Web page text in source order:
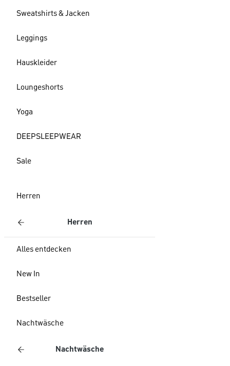
Sweatshirts & Jacken
Leggings
Hauskleider
Loungeshorts
Yoga
DEEPSLEEPWEAR
Sale
Herren
Herren
Alles entdecken
New In
Bestseller
Nachtwäsche
Nachtwäsche